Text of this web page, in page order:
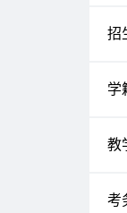
招
学
教
考